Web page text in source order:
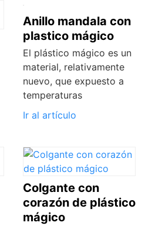
Anillo mandala con
plastico mágico
El plástico mágico es un
material, relativamente
nuevo, que expuesto a
temperaturas
Ir al artículo
Colgante con
corazón de plástico
mágico